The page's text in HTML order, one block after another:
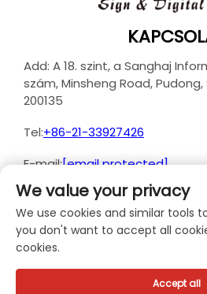
Add: A 18. szint, a Sanghaj
szám, Minsheng Road, Pudong,
200135
Tel:+86-21-33927426
E-mail:[email protected]
Copyright © 2025 JUTU New
Limited. Minden jog
szabályzat
We value your privacy
We use cookies and similar tools
you don't want to accept all
cookies.
Accept all